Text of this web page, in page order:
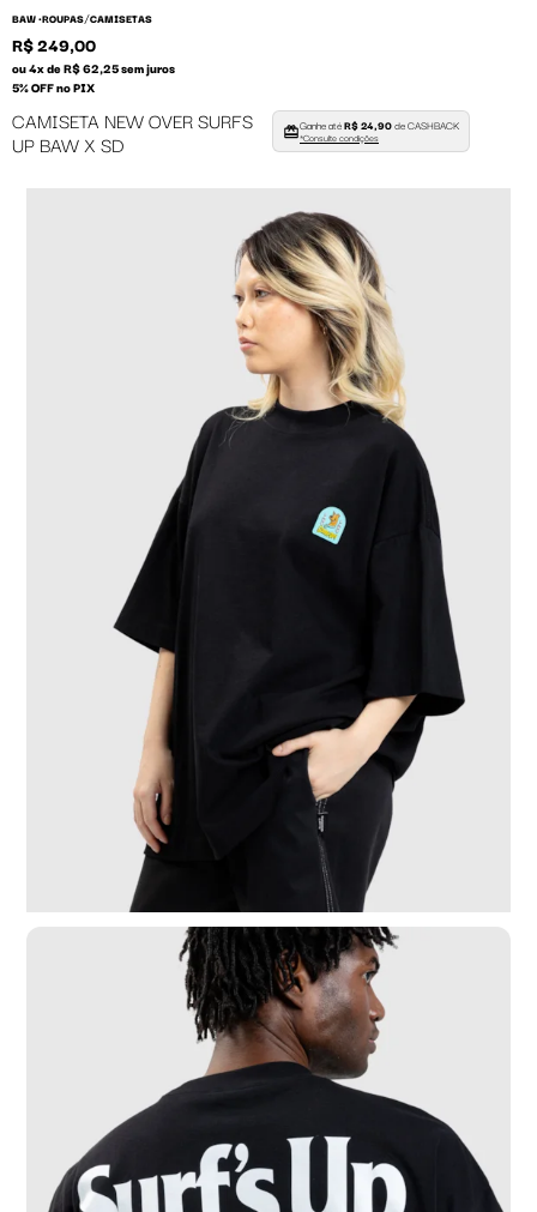
BAW •ROUPAS/CAMISETAS
R$ 249,00
ou 4x de R$ 62,25 sem juros
5% OFF no PIX
CAMISETA NEW OVER SURFS
UP BAW X SD
Ganhe atéR$ 24,90de CASHBACK
*Consulte condições